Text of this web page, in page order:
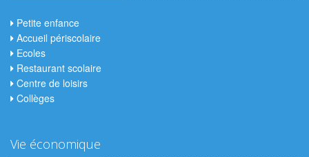
Petite enfance
Accueil périscolaire
Ecoles
Restaurant scolaire
Centre de loisirs
Collèges
Vie économique